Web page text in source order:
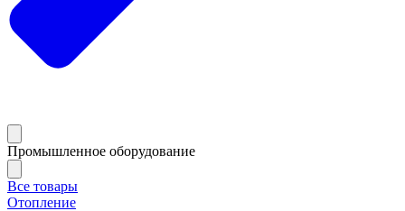
Промышленное оборудование
Все товары
Отопление